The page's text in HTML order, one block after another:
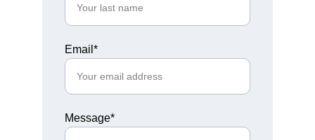
Email*
Message*